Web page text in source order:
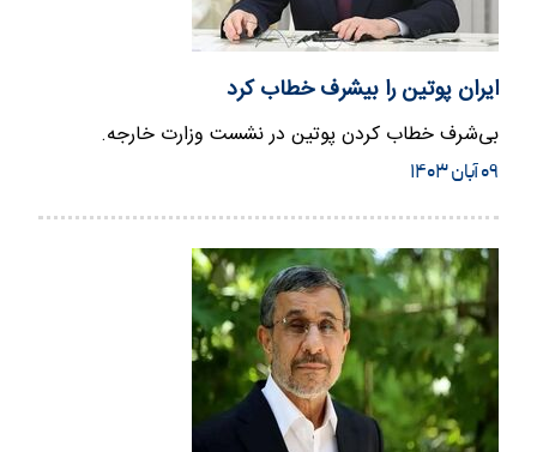
ایران پوتین را بیشرف خطاب کرد
بی‌شرف خطاب کردن پوتین در نشست وزارت خارجه.
۰۹ آبان ۱۴۰۳